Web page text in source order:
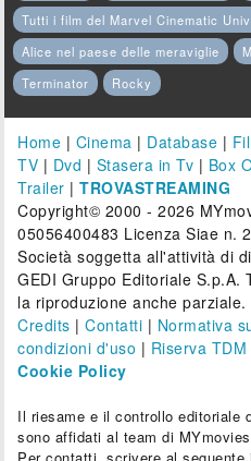
Tutti i film del Marvel Cinematic
Alice nel paese delle meraviglie
Terminator
Rocky
Home | Cinema | Database |
TV | Dvd | Stasera in Tv | Box
Trailer |TROVASTREAMING
Copyright© 2000 - 2026
05056400483 Licenza Siae n.
Società soggetta all'attività di
GEDI Gruppo Editoriale
la riproduzione anche parziale.
Credits |Contatti | Normativa
condizioni d'uso | Riserva TDM
Cookie Policy
Il riesame e il controllo editoriale
sono affidati al team di